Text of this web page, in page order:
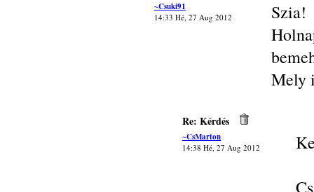
~Csuki91
14:33 Hé, 27 Aug 2012
Szia!
Mely
Re: Kérdés
~CsMarton
14:38 Hé, 27 Aug 2012